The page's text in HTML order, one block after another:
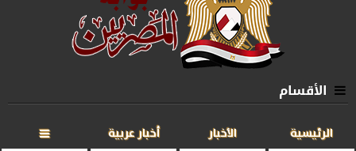
الأقسام
الرئيسية الأخبار أخبار عربية